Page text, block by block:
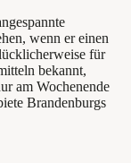
wenn er einen
für
bekannt,
am Wochenende
Brandenburgs